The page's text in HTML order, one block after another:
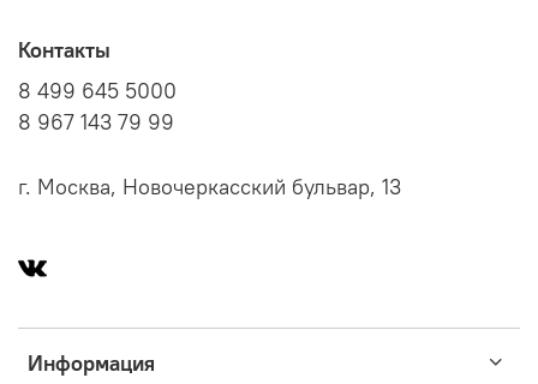
Информация
Контакты
8 499 645 5000
8 967 143 79 99
г. Москва, Новочеркасский бульвар, 13